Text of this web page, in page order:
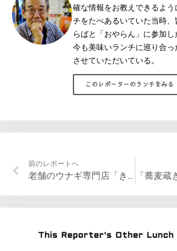
確な情報をお教えできるよ
チをたべあるいていた当時
らばと「おやらん」に参加
今も美味いランチに巡り合
させていただいている。
このレポーターのランチをみる
前のレポートへ
老舗のウナギ専門店「きたがわ」
This Reporter's Other Lunch